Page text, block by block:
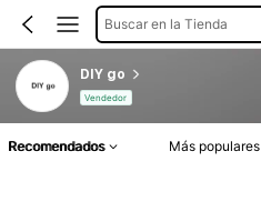
Buscar en la Tienda
DIY go
Vendedor
Recomendados Más populares